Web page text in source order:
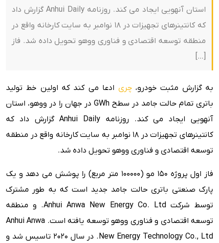
استان آنهویی ایجاد می کند. روزنامه Anhui Daily گزارش داد
که کانتینرهای تجهیزات در 18 نوامبر به سایت کارخانه واقع در
منطقه توسعه اقتصادی و فناوری ووهو تحویل داده شد. فاز
[…]
به گزارش مثبت خودرو،چری ادعا می کند که اولین خط تولید
باتری تمام حالت جامد در سطح GWh در جهان را در ووهو، استان
آنهویی ایجاد می کند. روزنامه Anhui Daily گزارش داد که
کانتینرهای تجهیزات در 18 نوامبر به سایت کارخانه واقع در منطقه
توسعه اقتصادی و فناوری ووهو تحویل داده شد.
فاز اول پروژه 150 مو (100000 متر مربع) را پوشش می دهد و یک
پارک صنعتی باتری حالت جامد جدید است که به طور مشترک
توسط شرکت Anhui Anwa New Energy Co. Ltd. و منطقه
توسعه اقتصادی و فناوری ووهو توسعه یافته است. Anhui Anwa
New Energy Technology Co., Ltd. در سال 2020 تاسیس شد و